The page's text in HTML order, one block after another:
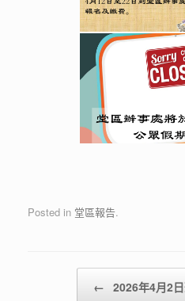
Posted in 堂區報告.
Post← 2026年4月2